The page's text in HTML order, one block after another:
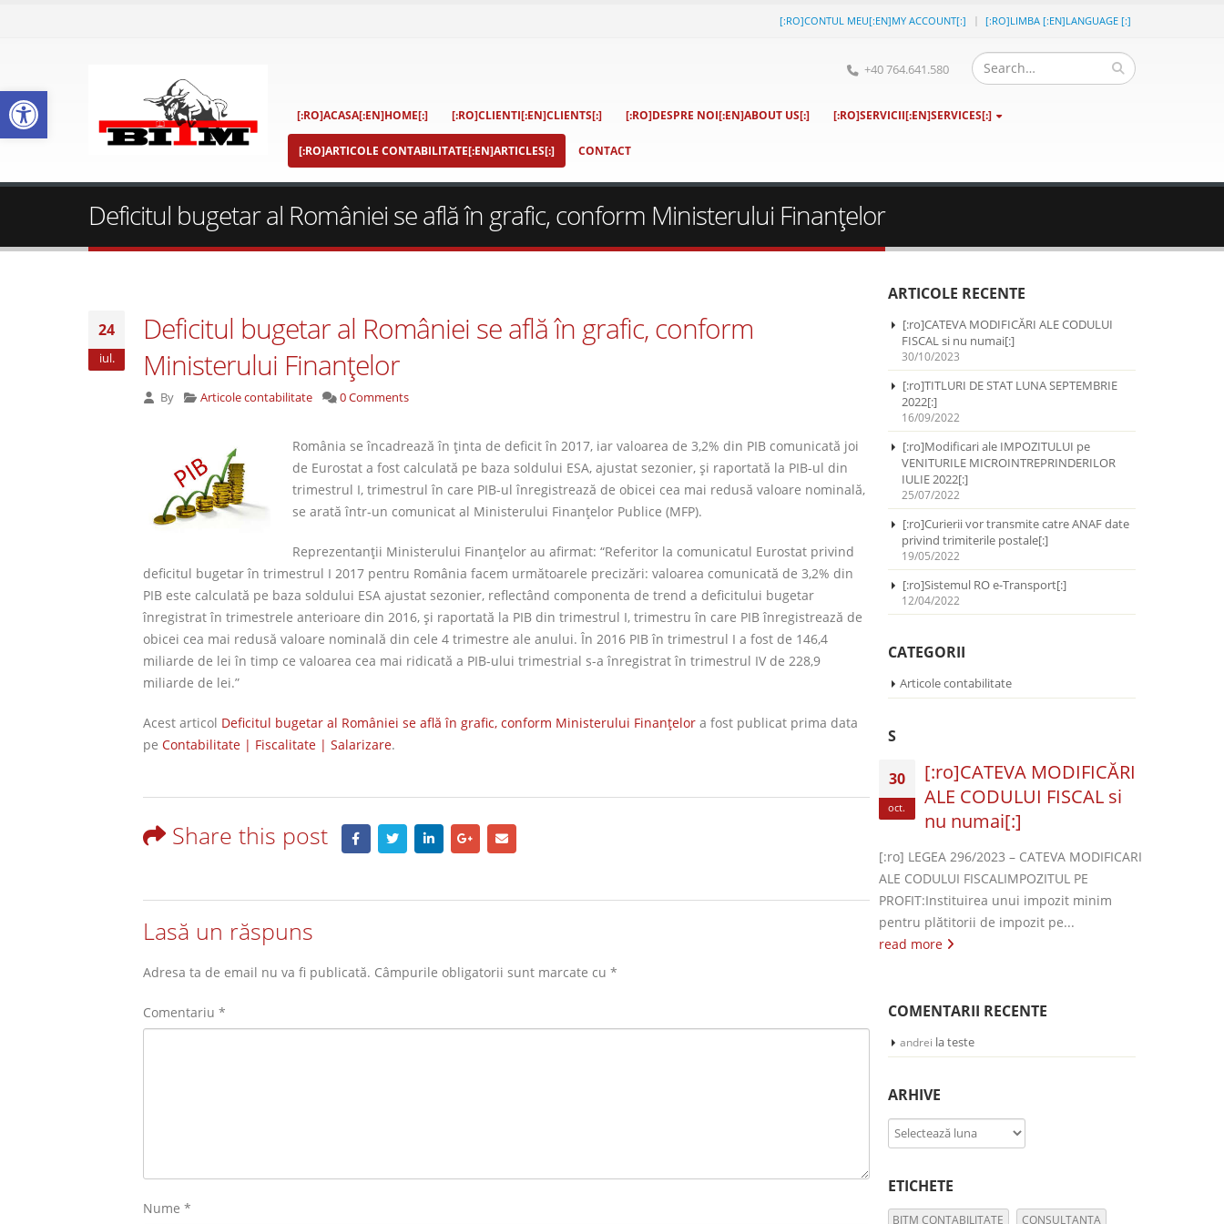
[:RO]CONTUL MEU[:EN]MY ACCOUNT[:] [:RO]LIMBA [:EN]LANGUAGE [:]
+40 764.641.580
[:RO]ACASA[:EN]HOME[:] [:RO]CLIENTI[:EN]CLIENTS[:] [:RO]DESPRE NOI[:EN]ABOUT US[:] [:RO]SERVICII[:EN]SERVICES[:]
[:RO]ARTICOLE CONTABILITATE[:EN]ARTICLES[:] CONTACT
Deficitul bugetar al României se află în grafic, conform Ministerului Finanţelor
24
iul.
Deficitul bugetar al României se află în grafic, conform
Ministerului Finanţelor
By Articole contabilitate 0 Comments
România se încadrează în ținta de deficit în 2017, iar valoarea de 3,2% din PIB comunicată joi
de Eurostat a fost calculată pe baza soldului ESA, ajustat sezonier, și raportată la PIB-ul din
trimestrul I, trimestrul în care PIB-ul înregistrează de obicei cea mai redusă valoare nominală,
se arată într-un comunicat al Ministerului Finanțelor Publice (MFP).
Reprezentanţii Ministerului Finanţelor au afirmat: “Referitor la comunicatul Eurostat privind
deficitul bugetar în trimestrul I 2017 pentru România facem următoarele precizări: valoarea comunicată de 3,2% din
PIB este calculată pe baza soldului ESA ajustat sezonier, reflectând componenta de trend a deficitului bugetar
înregistrat în trimestrele anterioare din 2016, și raportată la PIB din trimestrul I, trimestru în care PIB înregistrează de
obicei cea mai redusă valoare nominală din cele 4 trimestre ale anului. În 2016 PIB în trimestrul I a fost de 146,4
miliarde de lei în timp ce valoarea cea mai ridicată a PIB-ului trimestrial s-a înregistrat în trimestrul IV de 228,9
miliarde de lei.”
Acest articol Deficitul bugetar al României se află în grafic, conform Ministerului Finanţelor a fost publicat prima data
pe Contabilitate | Fiscalitate | Salarizare.
Share this post
Lasă un răspuns
Adresa ta de email nu va fi publicată. Câmpurile obligatorii sunt marcate cu *
Comentariu *
Nume *
ARTICOLE RECENTE
[:ro]CATEVA MODIFICĂRI ALE CODULUI
FISCAL si nu numai[:]
30/10/2023
[:ro]TITLURI DE STAT LUNA SEPTEMBRIE
2022[:]
16/09/2022
[:ro]Modificari ale IMPOZITULUI pe
VENITURILE MICROINTREPRINDERILOR
IULIE 2022[:]
25/07/2022
[:ro]Curierii vor transmite catre ANAF date
privind trimiterile postale[:]
19/05/2022
[:ro]Sistemul RO e-Transport[:]
12/04/2022
CATEGORII
Articole contabilitate
S
30
oct.
[:ro]CATEVA MODIFICĂRI
ALE CODULUI FISCAL si
nu numai[:]
[:ro] LEGEA 296/2023 – CATEVA MODIFICARI
ALE CODULUI FISCALIMPOZITUL PE
PROFIT:Instituirea unui impozit minim
pentru plătitorii de impozit pe...
read more
COMENTARII RECENTE
andrei lateste
ARHIVE
Arhive
ETICHETE
BITM CONTABILITATE CONSULTANTA
Deschide bara de unelte